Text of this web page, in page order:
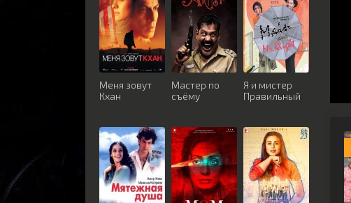
Меня зовут
Кхан
Мастер по
съёму
Я и мистер
Правильный